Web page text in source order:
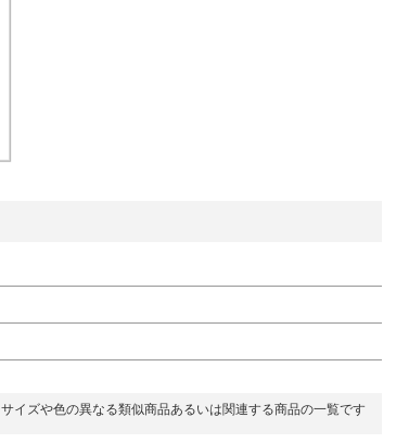
サイズや色の異なる類似商品あるいは関連する商品の一覧です